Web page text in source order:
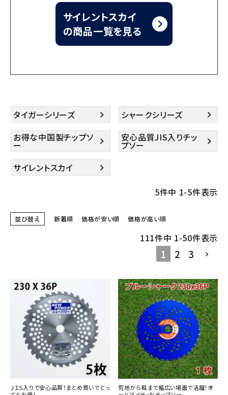
サイレントスカイ
の商品一覧を見る
タイガーシリーズ
シャークシリーズ
お得な中国製チップソ
ー
安心品質JIS入りチッ
プソー
サイレントスカイ
5件中 1-5件表示
並び替え 新着順 価格が安い順 価格が高い順
111件中 1-50件表示
1 2 3
ＪＩＳ入りで安心品質！まとめ買いでとっ
荒地から畦まで幅広い場面で活躍！オ